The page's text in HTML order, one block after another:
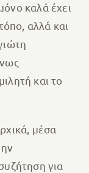
καλά έχει
αλλά και
και το
μέσα
για